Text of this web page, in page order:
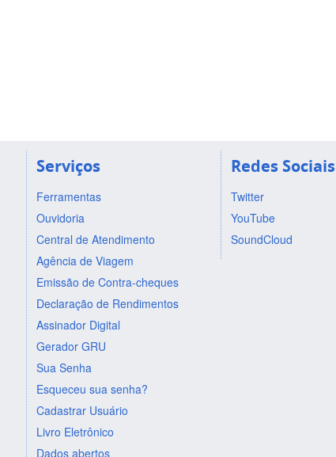
Serviços
Ferramentas
Ouvidoria
Central de Atendimento
Agência de Viagem
Emissão de Contra-cheques
Declaração de Rendimentos
Assinador Digital
Gerador GRU
Sua Senha
Esqueceu sua senha?
Cadastrar Usuário
Livro Eletrônico
Dados abertos
Redes Sociais
Twitter
YouTube
SoundCloud